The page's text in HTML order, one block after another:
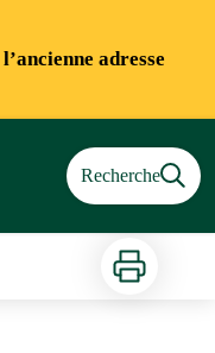
adresse
Recherche
Imprimer